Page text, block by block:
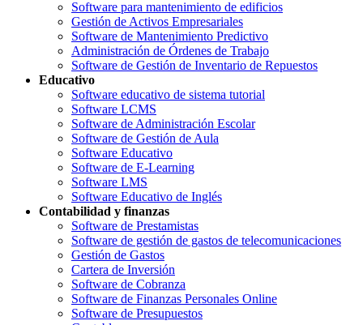
Software para mantenimiento de edificios
Gestión de Activos Empresariales
Software de Mantenimiento Predictivo
Administración de Órdenes de Trabajo
Software de Gestión de Inventario de Repuestos
Educativo
Software educativo de sistema tutorial
Software LCMS
Software de Administración Escolar
Software de Gestión de Aula
Software Educativo
Software de E-Learning
Software LMS
Software Educativo de Inglés
Contabilidad y finanzas
Software de Prestamistas
Software de gestión de gastos de telecomunicaciones
Gestión de Gastos
Cartera de Inversión
Software de Cobranza
Software de Finanzas Personales Online
Software de Presupuestos